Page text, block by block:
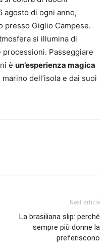
agosto di ogni anno,
presso Giglio Campese.
si illumina di
Passeggiare
è un’esperienza magica
dell’isola e dai suoi
Next article
La brasiliana slip: perché
sempre più donne la
preferiscono